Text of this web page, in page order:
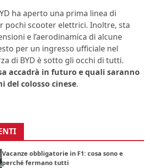
ha aperto una prima linea di
pochi scooter elettrici. Inoltre, sta
e l’aerodinamica di alcune
per un ingresso ufficiale nel
di BYD è sotto gli occhi di tutti.
accadrà in futuro e quali saranno
del colosso cinese.
Vacanze obbligatorie in F1: cosa sono e
perché fermano tutti